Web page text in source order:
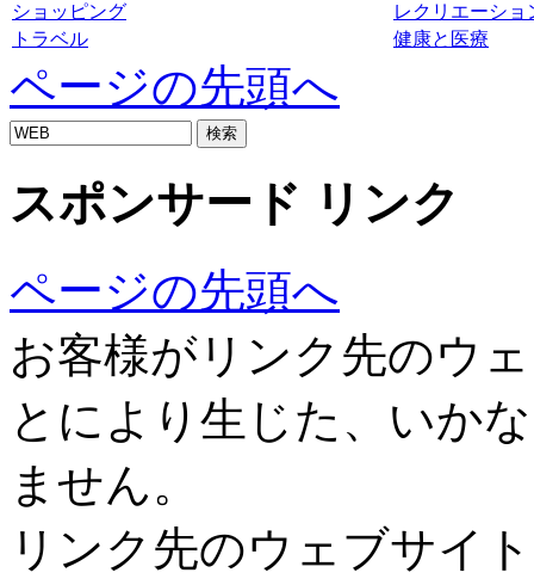
ショッピング
レクリエーショ
トラベル
健康と医療
ページの先頭へ
スポンサード リンク
ページの先頭へ
お客様がリンク先のウ
とにより生じた、いか
ません。
リンク先のウェブサイ